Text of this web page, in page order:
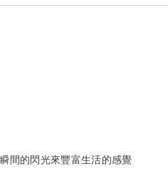
間的閃光來豐富生活的感覺